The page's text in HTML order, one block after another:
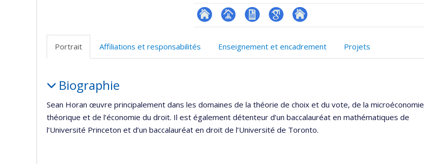
ResearchGate
Page
(faculté,département,école)
CV
GoogleAutre
Portrait Affiliations et responsabilités Enseignement et encadrement Projets
Biographie
Sean Horan œuvre principalement dans les domaines de la théorie de choix et du vote, de la microéconomie
théorique et de l’économie du droit. Il est également détenteur d’un baccalauréat en mathématiques de
l’Université Princeton et d’un baccalauréat en droit de l’Université de Toronto.